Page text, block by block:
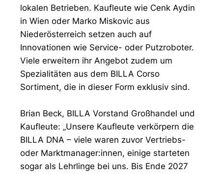
lokalen Betrieben. Kaufleute wie Cenk Aydin
in Wien oder Marko Miskovic aus
Niederösterreich setzen auch auf
Innovationen wie Service- oder Putzroboter.
Viele erweitern ihr Angebot zudem um
Spezialitäten aus dem BILLA Corso
Sortiment, die in dieser Form exklusiv sind.
Brian Beck, BILLA Vorstand Großhandel und
Kaufleute: „Unsere Kaufleute verkörpern die
BILLA DNA – viele waren zuvor Vertriebs-
oder Marktmanager:innen, einige starteten
sogar als Lehrlinge bei uns. Bis Ende 2027